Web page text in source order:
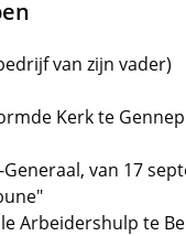
van zijn vader)
Kerk te
van 17
Arbeidershulp te